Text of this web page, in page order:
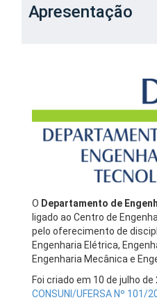
Apresentação
O Departamento de
ligado ao Centro de
pelo oferecimento de
Engenharia Elétrica,
Engenharia Mecânica e
Foi criado em 10 de julho
CONSUNI/UFERSA Nº 101/